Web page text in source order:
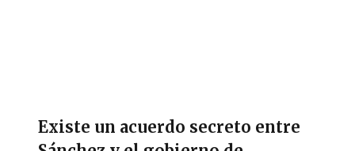
Existe un acuerdo secreto entre